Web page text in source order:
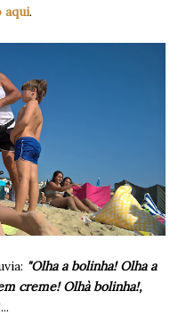
aqui.
"Olha a bolinha! Olha a
creme! Olhà bolinha!,